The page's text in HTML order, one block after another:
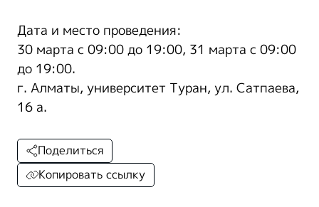
Дата и место проведения:
30 марта с 09:00 до 19:00, 31 марта с 09:00
до 19:00.
г. Алматы, университет Туран, ул. Сатпаева,
16 а.
Поделиться
Копировать ссылку